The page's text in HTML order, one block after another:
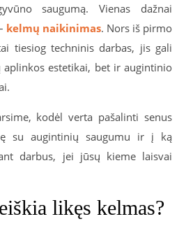
saugumą. Vienas dažnai
kelmų naikinimas. Nors iš pirmo
tiesiog techninis darbas, jis gali
estetikai, bet ir augintinio
kodėl verta pašalinti senus
su augintinių saugumu ir į ką
darbus, jei jūsų kieme laisvai
likęs kelmas?